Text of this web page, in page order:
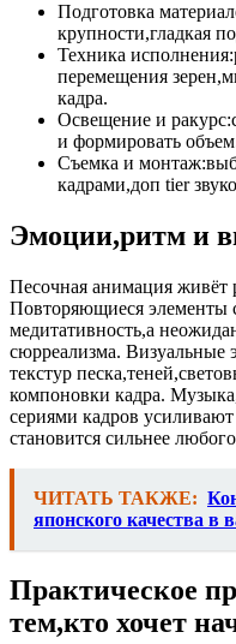
Подготовка
крупности,гладкая
Техника
перемещения
кадра.
Освещение и
и формировать
Съемка и
кадрами,доп tier
Эмоции,ритм и
Песочная анимация
Повторяющиеся элементы
медитативность,а
сюрреализма.
текстур
компоновки кадра.
сериями кадров
становится сильнее
ЧИТАТЬ ТАКЖЕ:
японского качества в
Практическое
тем,кто хочет